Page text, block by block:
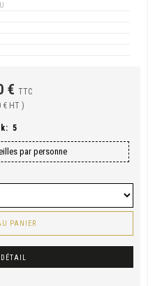
€ TTC
€ HT )
5
par personne
PANIER